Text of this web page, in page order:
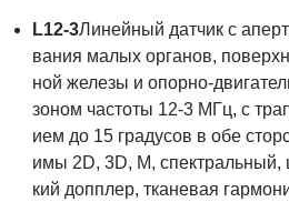
L12-3Линейный датчик с
вания малых органов,
ной железы и опорно-
зоном частоты 12-3 МГц, с
ием до 15 градусов в обе
имы 2D, 3D, M, спектральный,
кий допплер, тканевая